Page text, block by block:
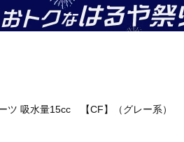
ツ 吸水量15cc 【CF】（グレー系）